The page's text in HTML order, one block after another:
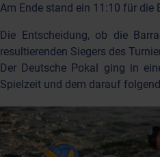
Am Ende stand ein 11:10 für
Die Entscheidung, ob die
resultierenden Siegers des
Der Deutsche Pokal ging in
Spielzeit und dem darauf